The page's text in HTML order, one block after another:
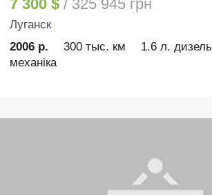
7 300 $ / 325 945 грн
Луганск
2006 р.
300 тыс. км 1.6 л. дизель
механіка